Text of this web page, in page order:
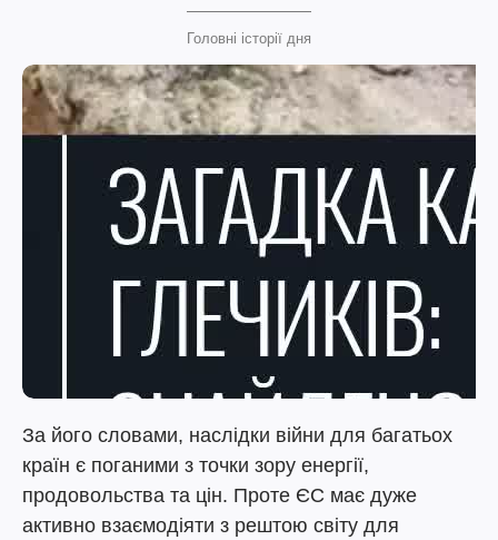
Головні історії дня
За його словами, наслідки війни для багатьох
країн є поганими з точки зору енергії,
продовольства та цін. Проте ЄС має дуже
активно взаємодіяти з рештою світу для